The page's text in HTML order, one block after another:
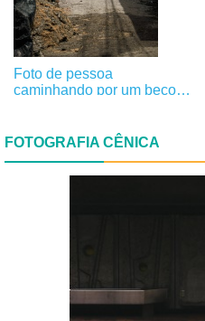
Foto de pessoa
caminhando por um beco
FOTOGRAFIA CÊNICA